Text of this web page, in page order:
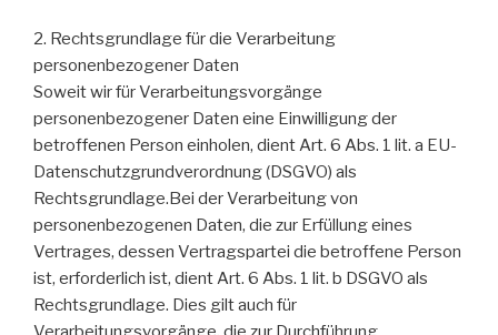
2. Rechtsgrundlage für die Verarbeitung
personenbezogener Daten
Soweit wir für Verarbeitungsvorgänge
personenbezogener Daten eine Einwilligung der
betroffenen Person einholen, dient Art. 6 Abs. 1 lit. a EU-
Datenschutzgrundverordnung (DSGVO) als
Rechtsgrundlage.Bei der Verarbeitung von
personenbezogenen Daten, die zur Erfüllung eines
Vertrages, dessen Vertragspartei die betroffene Person
ist, erforderlich ist, dient Art. 6 Abs. 1 lit. b DSGVO als
Rechtsgrundlage. Dies gilt auch für